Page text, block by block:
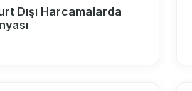
Dışı Harcamalarda